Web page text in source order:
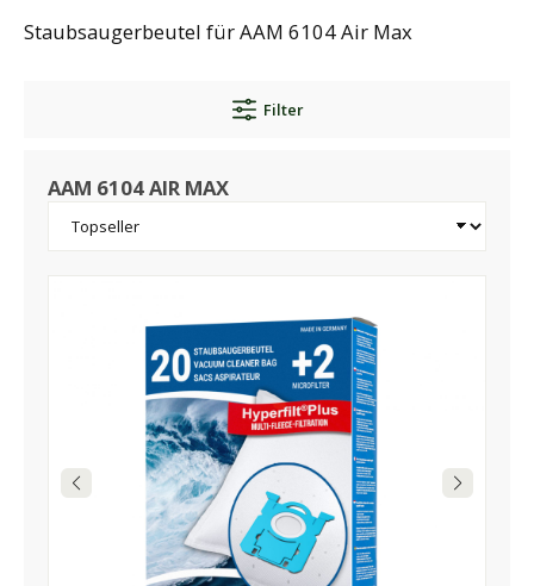
Staubsaugerbeutel für AAM 6104 Air Max
Filter
AAM 6104 AIR MAX